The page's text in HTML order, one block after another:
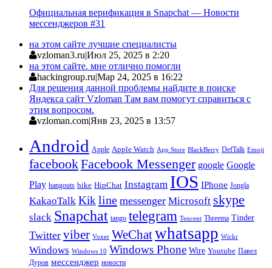
Официальная верификация в Snapchat — Новости
мессенджеров #31
на этом сайте лучшие специалисты
vzloman3.ru|Июл 25, 2025 в 2:20
на этом сайте. мне отлично помогли
hackingroup.ru|Мар 24, 2025 в 16:22
Для решения данной проблемы найдите в поиске
Яндекса сайт Vzloman Там вам помогут справиться с
этим вопросом.
vzloman.com|Янв 23, 2025 в 13:57
Android Apple Apple Watch App Store BlackBerry DefTalk Emoji
facebookFacebook Messenger google Google
Play hangouts hike HipChat Instagram IOS IPhone Jongla
KakaoTalk Kikline messenger Microsoft skype
slack Snapchat tango telegram Tencent Threema Tinder
Twitter viber Voxer WeChatwhatsapp Wickr
Windows Windows 10 Windows Phone Wire Youtube Павел
Дуров мессенджер новости